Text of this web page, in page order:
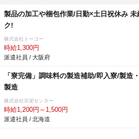
製品の加工や梱包作業/日勤×土日祝休み
ク!
株式会社トーコー
時給1,300円
派遣社員 / 大阪府
「寮完備」調味料の製造補助/即入寮/製造
製造
株式会社京栄センター
時給1,200円～1,500円
派遣社員 / 北海道